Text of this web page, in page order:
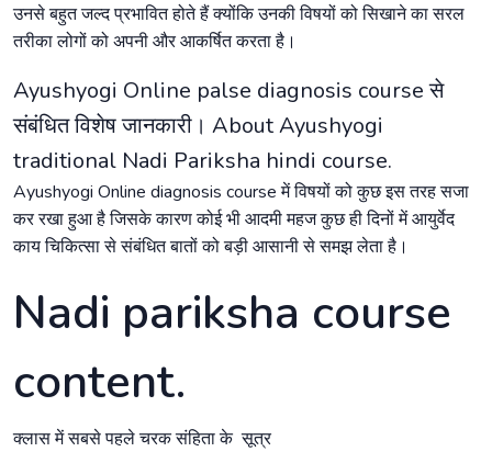
उनसे बहुत जल्द प्रभावित होते हैं क्योंकि उनकी विषयों को सिखाने का सरल
तरीका लोगों को अपनी और आकर्षित करता है।
Ayushyogi Online palse diagnosis course से
संबंधित विशेष जानकारी। About Ayushyogi
traditional Nadi Pariksha hindi course.
Ayushyogi Online diagnosis course में विषयों को कुछ इस तरह सजा
कर रखा हुआ है जिसके कारण कोई भी आदमी महज कुछ ही दिनों में आयुर्वेद
काय चिकित्सा से संबंधित बातों को बड़ी आसानी से समझ लेता है।
Nadi pariksha course
content.
क्लास में सबसे पहले चरक संहिता के सूत्र